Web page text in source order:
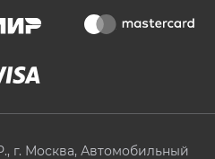
г. Москва, Автомобильный